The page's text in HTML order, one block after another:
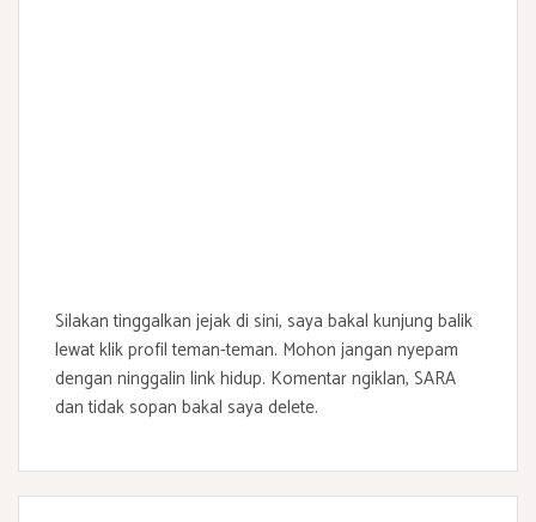
Silakan tinggalkan jejak di sini, saya bakal kunjung balik
lewat klik profil teman-teman. Mohon jangan nyepam
dengan ninggalin link hidup. Komentar ngiklan, SARA
dan tidak sopan bakal saya delete.